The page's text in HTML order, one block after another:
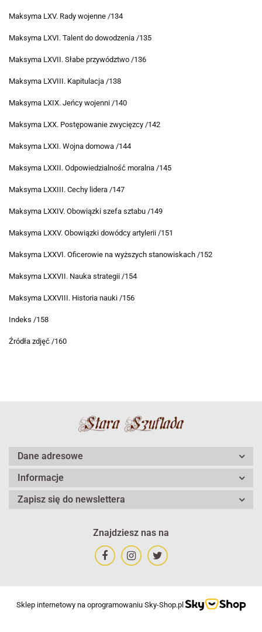
Maksyma LXV. Rady wojenne /134
Maksyma LXVI. Talent do dowodzenia /135
Maksyma LXVII. Słabe przywództwo /136
Maksyma LXVIII. Kapitulacja /138
Maksyma LXIX. Jeńcy wojenni /140
Maksyma LXX. Postępowanie zwycięzcy /142
Maksyma LXXI. Wojna domowa /144
Maksyma LXXII. Odpowiedzialność moralna /145
Maksyma LXXIII. Cechy lidera /147
Maksyma LXXIV. Obowiązki szefa sztabu /149
Maksyma LXXV. Obowiązki dowódcy artylerii /151
Maksyma LXXVI. Oficerowie na wyższych stanowiskach /152
Maksyma LXXVII. Nauka strategii /154
Maksyma LXXVIII. Historia nauki /156
Indeks /158
Źródła zdjęć /160
Dane adresowe
Informacje
Zapisz się do newslettera
Znajdziesz nas na
Sklep internetowy na oprogramowaniu Sky-Shop.pl